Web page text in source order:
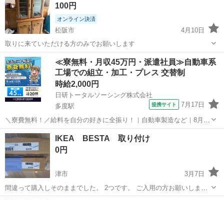
600mm、高さ900mm...
100円
オンライン決済
松阪市
4月10日
取りに来ていただける方のみでお願いします
三重 松阪市 収納家具 食器棚
≪寮無料・月収45万円・派遣社員≫自動車系
工場での組立・加工・プレス 交替制
時給2,000円
日研トータルソーシング株式会社
多度駅
提携サイト 7月17日
＼寮費無料！／給料を自分の好きに全振り！｜自動車製造など｜8月入
社特典最大20万円！｜入社から半年後には時給2,050円！さらに長く働
くほど時給UP☆ トヨタ車の製造（組立・加工など） トヨタ車体各工
場でのミニバン・SUV...
三重 いなべ市 その他
IKEA BESTA 取り付け
0円
津市
3月7日
間違って購入しそのままでした。 2つです。 ご入用の方お願いしま
す。